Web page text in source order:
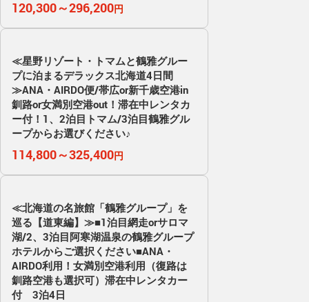
120,300～296,200円
≪星野リゾート・トマムと鶴雅グルー
プに泊まるデラックス北海道4日間
≫ANA・AIRDO便/帯広or新千歳空港in
釧路or女満別空港out！滞在中レンタカ
ー付！1、2泊目トマム/3泊目鶴雅グル
ープからお選びください♪
114,800～325,400円
≪北海道の名旅館「鶴雅グループ」を
巡る【道東編】≫■1泊目網走orサロマ
湖/2、3泊目阿寒湖温泉の鶴雅グループ
ホテルからご選択ください■ANA・
AIRDO利用！女満別空港利用（復路は
釧路空港も選択可）滞在中レンタカー
付 3泊4日